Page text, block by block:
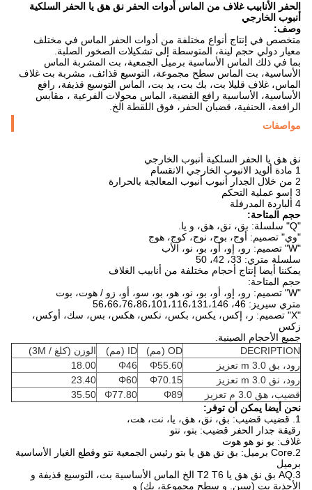
الحفر الأنابيب غلاف من الماس أدوات الحفر نق هق يا الحفر السلكية
أنبوب الخارجي
وصف:
متخصص في إنتاج أنواع مختلفة من أدوات الحفر الماس في مختلف
معيار دولي حجم لينة، المتوسطة إلى تشكيلات الصخور الصلبة.
بما في ذلك الماس الأساسية برميل الجمعية، بت المشربة الماس
الأساسية، بت الماس سطح مجموعة، التوسيع قذائف، مشربة بت غلاف
الماس، غلاف قليلا بت، بك بت، يد بت، الماس التوسيع قذيفة، رافع
الأساسية، الأساسية رافع القضية، الماس محولات الفرعية ، مقابس
الرافعة، الحنفية، قضبان الحفر، فوق اللقطة الخ.
مواصفات
نق هق يا الحفر السلكية أنبوب الخارجي
1 مادة ألويد الانبوب الخارجي الانقسام
2 من خلال الجدار أنبوب أنبوب المعالجة بالحرارة
3 إسو عملية التحكم
4 الباردة المدرفلة
حجم المتاحة:
"Q" سلسلة: بق، نق، هق، و يا.
"وي" تصميم: أوج، بوج، نوج، كوج، هوج
"W" تصميم: رو، إو، أو، بو، نو، الأب
سلسلة متري: 33، 42، 50
يمكننا أيضا إنتاج أحجام مختلفة من أنابيب الغلاف
حجم المتاحة:
"W" تصميم: رو، إو، أو، بو، نو، هو، بو، سو، أو، زو / هوت، بوت
متري سيريز: 46، 56،66،76،86،101،116،131،146
"X" تصميم: ر، إكس، يكس، بكس، نكس، هكس، بس، سك، أوكس،
زكس
جميع الأحجام الصينية.
DECRIPTION
OD (مم) ID (مم)
الوزن (كلغ / 3M)
رود، بق 3.0 m تعزيز
Φ55.60
Φ46
18.00
رود، نق 3.0 m تعزيز
Φ70.15
Φ60
23.40
قضيب، هق 3.0 م تعزيز
Φ89
Φ77.80
35.50
نحن أيضا يمكن أن توفر:
1. قضيب قضيب: بق، نق، هق، يا، نت، هت،
رقيقة جدار الحفر قضيب: بتو، نتو
غلاف: بو نو هو هوت
2.Core برميل: بق نق هق يا بتو رئيس الجمعية نتو وقطع الغيار الأساسية
برميل
3.AQ بق نق هق يا T2 T6 الخ الماس الأساسية بت، التوسيع قذيفة و
الأحذية بت (سين. و سطح مجموعة، بك) و